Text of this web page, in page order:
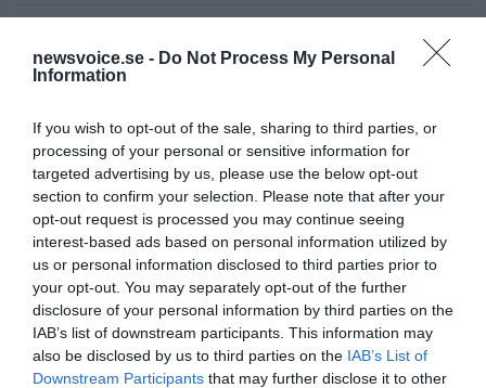
newsvoice.se - Do Not Process My Personal
Information
If you wish to opt-out of the sale, sharing to third parties, or
processing of your personal or sensitive information for
targeted advertising by us, please use the below opt-out
section to confirm your selection. Please note that after your
opt-out request is processed you may continue seeing
interest-based ads based on personal information utilized by
us or personal information disclosed to third parties prior to
your opt-out. You may separately opt-out of the further
disclosure of your personal information by third parties on the
IAB’s list of downstream participants. This information may
also be disclosed by us to third parties on the IAB’s List of
Downstream Participants that may further disclose it to other
nyheter@newsvoice.se
Prenumerera på vårt nyhetsbrev